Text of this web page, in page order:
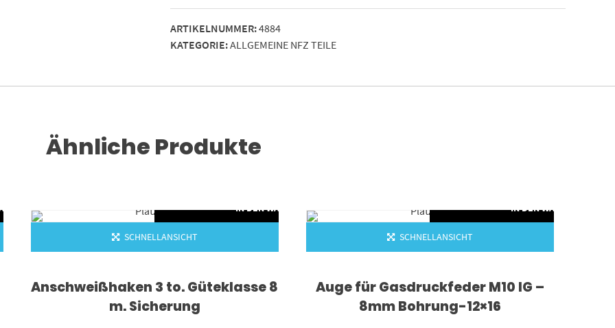
spitzgerippt
schwarz
Menge
ARTIKELNUMMER:4884
KATEGORIE:ALLGEMEINE NFZ TEILE
Ähnliche Produkte
IN DEN WARENKORB
SCHNELLANSICHT
Anschweißhaken 3 to. Güteklasse 8
m. Sicherung
IN DEN WARENKORB
SCHNELLANSICHT
Auge für Gasdruckfeder M10 IG –
8mm Bohrung-12×16